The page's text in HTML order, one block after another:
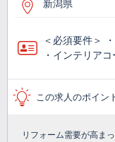
新潟県
＜必須要件＞
・インテリア
この求人のポイン
リフォーム需要が高ま